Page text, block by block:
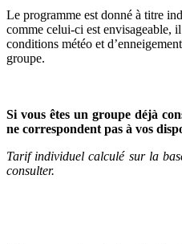
Le programme est donné à titre
comme celui-ci est envisageable,
conditions météo et
groupe.
Si vous êtes un groupe déjà
ne correspondent pas à vos
Tarif individuel calculé sur la
consulter.